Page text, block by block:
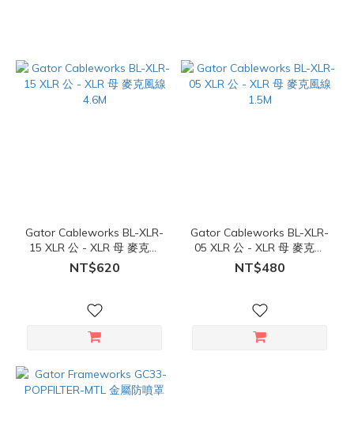
Gator Cableworks BL-XLR-
15 XLR 公 - XLR 母 麥克風
線 4.6M
NT$620
Gator Cableworks BL-XLR-
05 XLR 公 - XLR 母 麥克風
線 1.5M
NT$480